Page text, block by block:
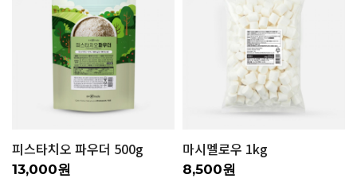
피스타치오 파우더 500g
13,000원
마시멜로우 1kg
8,500원